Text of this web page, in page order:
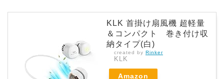
KLK 首掛け扇風機 超軽量
＆コンパクト 巻き付け収
納タイプ(白)
created by Rinker
KLK
Amazon